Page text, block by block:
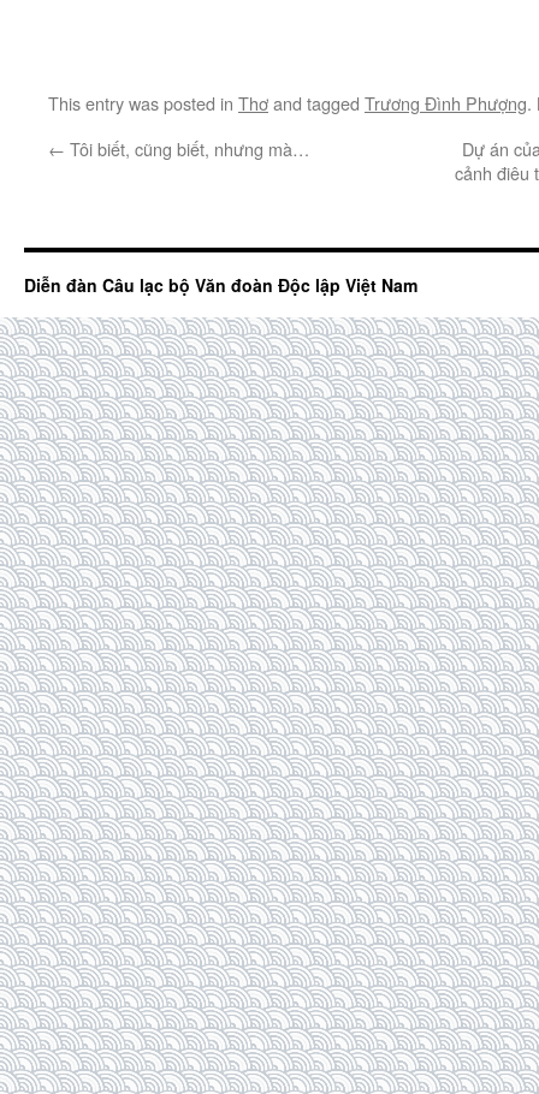
This entry was posted in Thơand tagged Trương Đình Phượng.
← Tôi biết, cũng biết, nhưng mà…
Dự án
cảnh điêu
Diễn đàn Câu lạc bộ Văn đoàn Độc lập Việt Nam